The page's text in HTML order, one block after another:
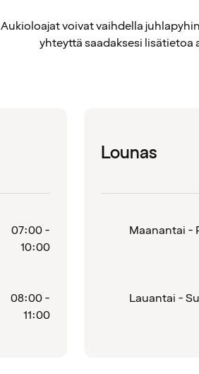
Aukioloajat voivat vaihdella
yhteyttä saadaksesi
07:00 -
10:00
08:00 -
11:00
Lounas
Maanantai -
Lauantai -